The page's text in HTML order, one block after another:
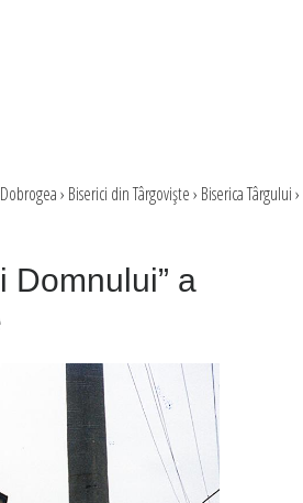
› Biserici din Târgovişte› Biserica Târgului›
Domnului” a